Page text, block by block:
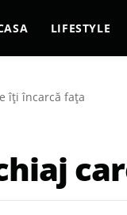
LIFESTYLE
îți încarcă fața